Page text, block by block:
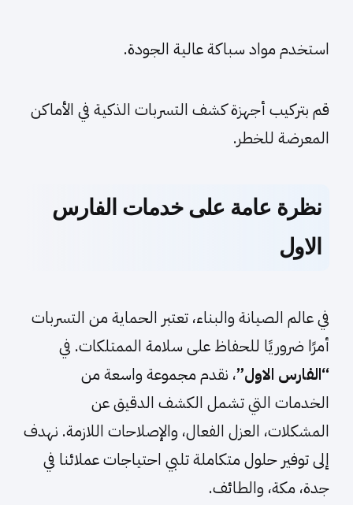
استخدم مواد سباكة عالية الجودة.
قم بتركيب أجهزة كشف التسربات الذكية في الأماكن
المعرضة للخطر.
نظرة عامة على خدمات الفارس
الاول
في عالم الصيانة والبناء، تعتبر الحماية من التسربات
أمرًا ضروريًا للحفاظ على سلامة الممتلكات. في
“الفارس الاول”، نقدم مجموعة واسعة من
الخدمات التي تشمل الكشف الدقيق عن
المشكلات، العزل الفعال، والإصلاحات اللازمة. نهدف
إلى توفير حلول متكاملة تلبي احتياجات عملائنا في
جدة، مكة، والطائف.